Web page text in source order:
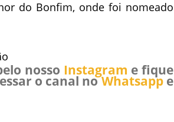
do Bonfim, onde foi nomeado
nosso Instagram e fique
o canal noWhatsappe